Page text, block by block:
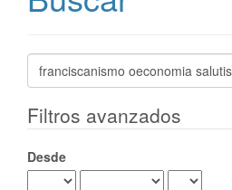
Buscar
artículos
Filtros avanzados
Desde